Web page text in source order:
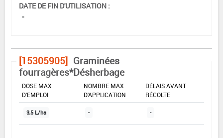
DATE DE FIN D'UTILISATION :
-
[15305905] Graminées
fourragères*Désherbage
DOSE MAX
D'EMPLOI
NOMBRE MAX
D'APPLICATION
DÉLAIS AVANT
RÉCOLTE
3,5 L/ha - -